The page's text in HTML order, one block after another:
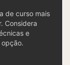
de curso mais
Considera
e